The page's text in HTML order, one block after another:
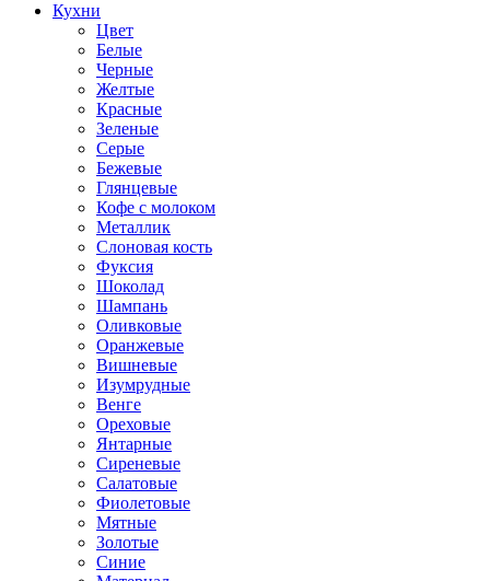
Кухни
Цвет
Белые
Черные
Желтые
Красные
Зеленые
Серые
Бежевые
Глянцевые
Кофе с молоком
Металлик
Слоновая кость
Фуксия
Шоколад
Шампань
Оливковые
Оранжевые
Вишневые
Изумрудные
Венге
Ореховые
Янтарные
Сиреневые
Салатовые
Фиолетовые
Мятные
Золотые
Синие